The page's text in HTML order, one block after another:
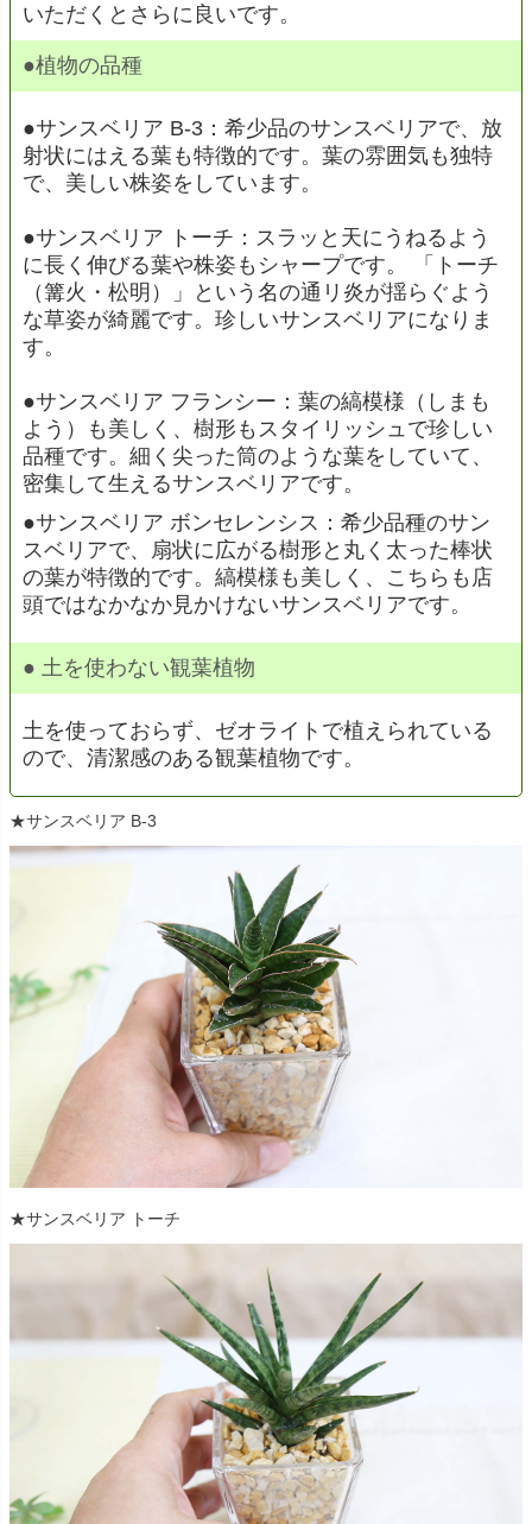
いただくとさらに良いです。
●植物の品種
●サンスベリア B-3：希少品のサンスベリアで、放
射状にはえる葉も特徴的です。葉の雰囲気も独特
で、美しい株姿をしています。
●サンスベリア トーチ：スラッと天にうねるよう
に長く伸びる葉や株姿もシャープです。 「トーチ
（篝火・松明）」という名の通リ炎が揺らぐよう
な草姿が綺麗です。珍しいサンスベリアになりま
す。
●サンスベリア フランシー：葉の縞模様（しまも
よう）も美しく、樹形もスタイリッシュで珍しい
品種です。細く尖った筒のような葉をしていて、
密集して生えるサンスベリアです。
●サンスベリア ボンセレンシス：希少品種のサン
スベリアで、扇状に広がる樹形と丸く太った棒状
の葉が特徴的です。縞模様も美しく、こちらも店
頭ではなかなか見かけないサンスベリアです。
● 土を使わない観葉植物
土を使っておらず、ゼオライトで植えられている
ので、清潔感のある観葉植物です。
★サンスベリア B-3
★サンスベリア トーチ